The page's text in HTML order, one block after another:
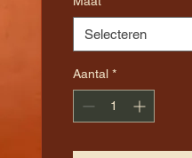
Selecteren
Aantal *